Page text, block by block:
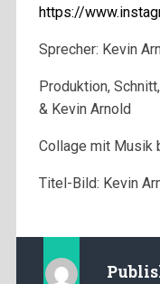
https://
Sprecher: Kevin
Produktion,
& Kevin Arnold
Collage mit Musik
Titel-Bild: Kevin